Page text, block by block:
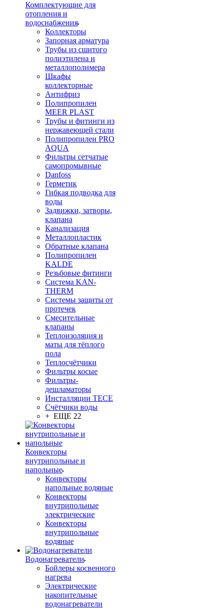
Комплектующие для
отопления и
водоснабжения
Коллекторы
Запорная арматура
Трубы из сшитого
полиэтилена и
металлополимера
Шкафы
коллекторные
Антифриз
Полипропилен
MEER PLAST
Трубы и фитинги из
нержавеющей стали
Полипропилен PRO
AQUA
Фильтры сетчатые
самопромывные
Danfoss
Герметик
Гибкая подводка для
воды
Задвижки, затворы,
клапана
Канализация
Металлопластик
Обратные клапана
Полипропилен
KALDE
Резьбовые фитинги
Система KAN-
THERM
Системы защиты от
протечек
Смесительные
клапаны
Теплоизоляция и
маты для тёплого
пола
Теплосчётчики
Фильтры косые
Фильтры-
дешламаторы
Инсталляции TECE
Счётчики воды
+ ЕЩЕ 22
Конвекторы
внутрипольные и
напольные
Конвекторы
напольные водяные
Конвекторы
внутрипольные
электрические
Конвекторы
внутрипольные
водяные
Водонагреватели
Бойлеры косвенного
нагрева
Электрические
накопительные
водонагреватели